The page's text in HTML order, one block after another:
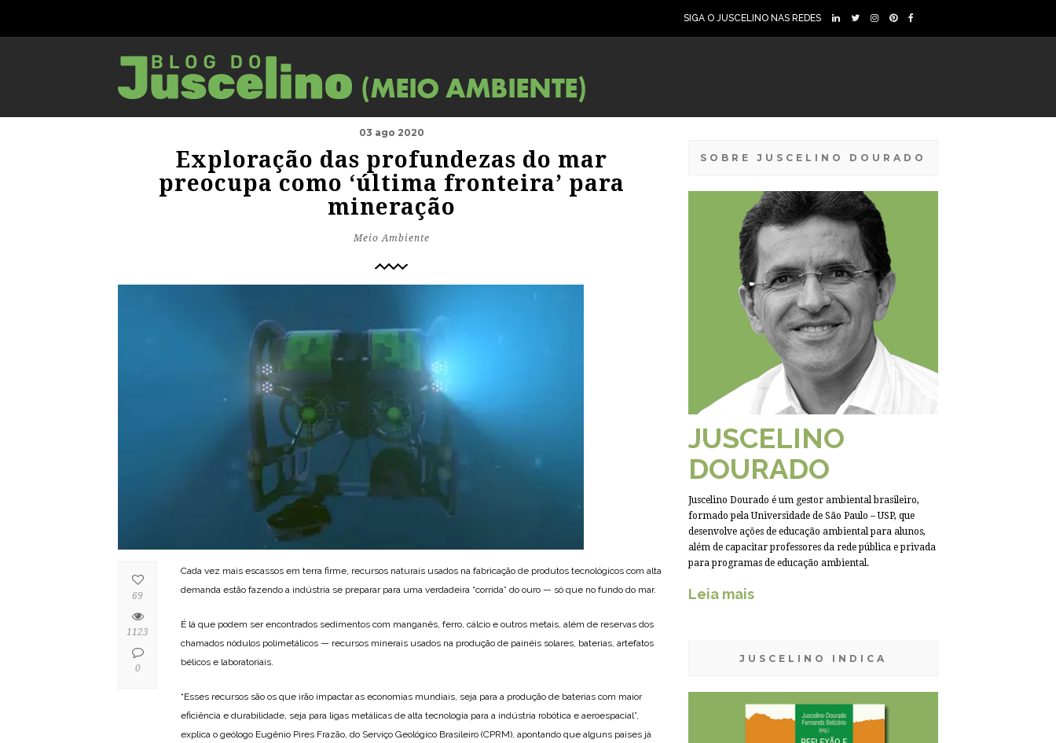
SIGA O JUSCELINO NAS REDES
03 ago 2020
Exploração das profundezas do mar
preocupa como ‘última fronteira’ para
mineração
Meio Ambiente
Cada vez mais escassos em terra firme, recursos naturais usados na fabricação de produtos tecnológicos com alta
demanda estão fazendo a indústria se preparar para uma verdadeira “corrida” do ouro — só que no fundo do mar.
É lá que podem ser encontrados sedimentos com manganês, ferro, cálcio e outros metais, além de reservas dos
chamados nódulos polimetálicos — recursos minerais usados na produção de painéis solares, baterias, artefatos
bélicos e laboratoriais.
“Esses recursos são os que irão impactar as economias mundiais, seja para a produção de baterias com maior
eficiência e durabilidade, seja para ligas metálicas de alta tecnologia para a indústria robótica e aeroespacial”,
explica o geólogo Eugênio Pires Frazão, do Serviço Geológico Brasileiro (CPRM), apontando que alguns países já
69
1123
0
SOBRE JUSCELINO DOURADO
JUSCELINO
DOURADO
Juscelino Dourado é um gestor ambiental brasileiro,
formado pela Universidade de São Paulo – USP, que
desenvolve ações de educação ambiental para alunos,
além de capacitar professores da rede pública e privada
para programas de educação ambiental.
Leia mais
JUSCELINO INDICA